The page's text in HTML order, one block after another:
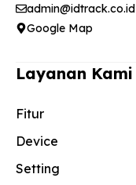
admin@idtrack.co.id
Google Map
Layanan Kami
Fitur
Device
Setting